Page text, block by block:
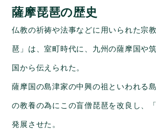
薩摩琵琶の歴史
仏教の祈祷や法事などに用いられた宗
琶」は、室町時代に、九州の薩摩国や
国から伝えられた。
薩摩国の島津家の中興の祖といわれる
の教養の為にこの盲僧琵琶を改良し、
発展させた。